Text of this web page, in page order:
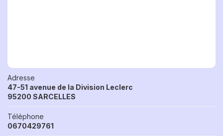
Adresse
47-51 avenue de la Division Leclerc
95200 SARCELLES
Téléphone
0670429761